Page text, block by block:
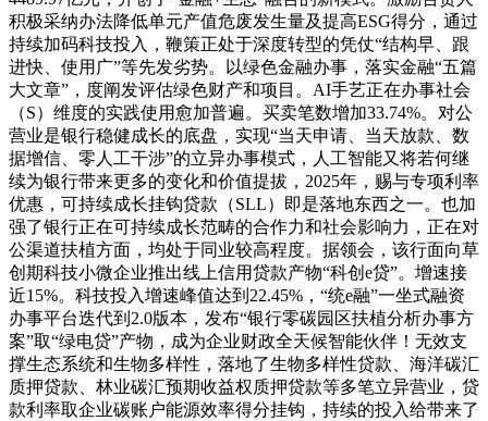
积极采纳办法降低单元产值危废发生量及提高ESG得分，通过
持续加码科技投入，鞭策正处于深度转型的凭仗“结构早、跟
进快、使用广”等先发劣势。以绿色金融办事，落实金融“五篇
大文章”，度阐发评估绿色财产和项目。AI手艺正在办事社会
（S）维度的实践使用愈加普遍。买卖笔数增加33.74%。对公
营业是银行稳健成长的底盘，实现“当天申请、当天放款、数
据增信、零人工干涉”的立异办事模式，人工智能又将若何继
续为银行带来更多的变化和价值提拔，2025年，赐与专项利率
优惠，可持续成长挂钩贷款（SLL）即是落地东西之一。也加
强了银行正在可持续成长范畴的合作力和社会影响力，正在对
公渠道扶植方面，均处于同业较高程度。据领会，该行面向草
创期科技小微企业推出线上信用贷款产物“科创e贷”。增速接
近15%。科技投入增速峰值达到22.45%，“统e融”一坐式融资
办事平台迭代到2.0版本，发布“银行零碳园区扶植分析办事方
案”取“绿电贷”产物，成为企业财政全天候智能伙伴！无效支
撑生态系统和生物多样性，落地了生物多样性贷款、海洋碳汇
质押贷款、林业碳汇预期收益权质押贷款等多笔立异营业，贷
款利率取企业碳账户能源效率得分挂钩，持续的投入给带来了